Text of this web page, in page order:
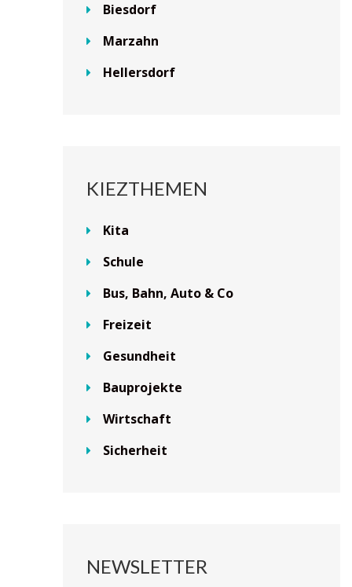
Biesdorf
Marzahn
Hellersdorf
KIEZTHEMEN
Kita
Schule
Bus, Bahn, Auto & Co
Freizeit
Gesundheit
Bauprojekte
Wirtschaft
Sicherheit
NEWSLETTER